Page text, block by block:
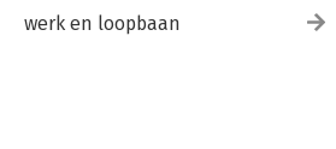
werk en loopbaan